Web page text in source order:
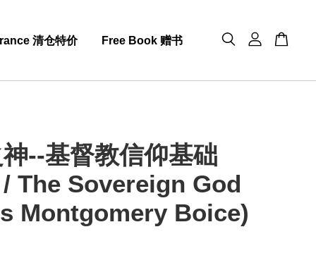
清仓特价 Free Book 赠书
--基督教信仰基础
The Sovereign God
Montgomery Boice)